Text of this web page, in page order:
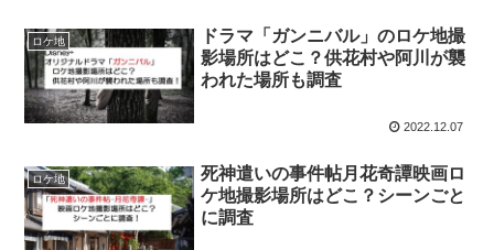
ロケ地
ドラマ「ガンニバル」のロケ地撮
影場所はどこ？供花村や阿川が襲
われた場所も調査
2022.12.07
ロケ地
死神遣いの事件帖月花奇譚映画ロ
ケ地撮影場所はどこ？シーンごと
に調査